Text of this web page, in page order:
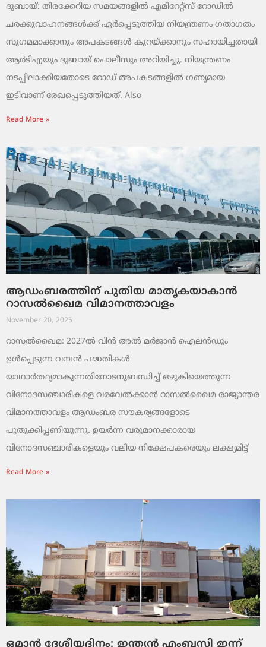
ദുബായ്: തിരക്കേറിയ സമയങ്ങളിൽ എമിറേറ്റ്സ് റോഡിൽ
ചരക്കുവാഹനങ്ങൾക്ക് ഏർപ്പെടുത്തിയ നിയന്ത്രണം ഗതാഗതം
സുഗമമാക്കാനും അപകടങ്ങൾ കുറയ്ക്കാനും സഹായിച്ചതായി
ആർടിഎയും ദുബായ് പൊലീസും അറിയിച്ചു. നിയന്ത്രണം
നടപ്പിലാക്കിയതോടെ റോഡ് അപകടങ്ങളിൽ ഗണ്യമായ
ഇടിവാണ് രേഖപ്പെടുത്തിയത്. Also
Read More »
ആഡംബരത്തിന് പുതിയ മാതൃകയാകാൻ
റാസൽഖൈമ വിമാനത്താവളം
November 20, 2025
റാസൽഖൈമ: 2027ൽ വിൻ അൽ മർജാൻ ഐലൻഡും
ഉൾപ്പെടുന്ന വമ്പൻ പദ്ധതികൾ
യാഥാർത്ഥ്യമാകുന്നതിനോടനുബന്ധിച്ച് ഒഴുകിയെത്തുന്ന
വിനോദസഞ്ചാരികളെ വരവേൽക്കാൻ റാസൽഖൈമ രാജ്യാന്തര
വിമാനത്താവളം ആഡംബര സൗകര്യങ്ങളോടെ
പുതുക്കിപ്പണിയുന്നു. ഉയർന്ന വരുമാനക്കാരായ
വിനോദസഞ്ചാരികളെയും വലിയ നിക്ഷേപകരെയും ലക്ഷ്യമിട്ട്
Read More »
ഒമാൻ ദേശീയദിനം: ഇന്ത്യൻ എംബസി ഇന്ന്